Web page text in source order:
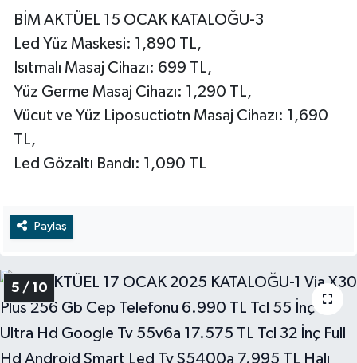
BİM AKTÜEL 15 OCAK KATALOĞU-3
Led Yüz Maskesi: 1,890 TL,
Isıtmalı Masaj Cihazı: 699 TL,
Yüz Germe Masaj Cihazı: 1,290 TL,
Vücut ve Yüz Liposuctiotn Masaj Cihazı: 1,690
TL,
Led Gözaltı Bandı: 1,090 TL
Paylaş
5 / 10